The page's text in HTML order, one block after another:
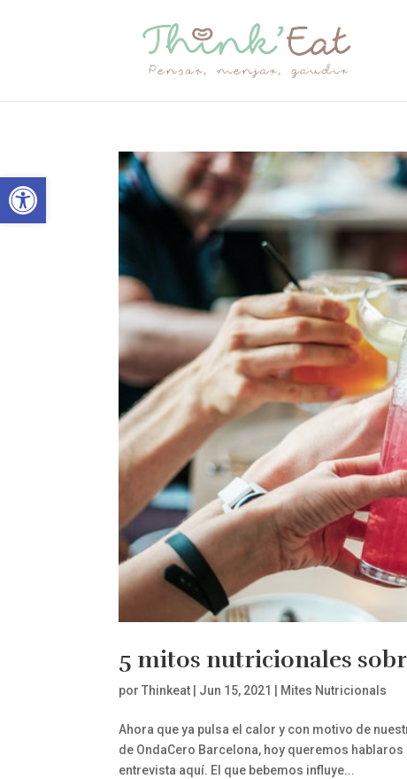
Abrir barra de herramientas
5 mitos nutricionales
porThinkeat Jun 15, 2021 Mites Nutricionals
Ahora que ya pulsa el calor y con motivo de
de OndaCero Barcelona, hoy queremos hablaros
entrevista aquí. El que bebemos influye...